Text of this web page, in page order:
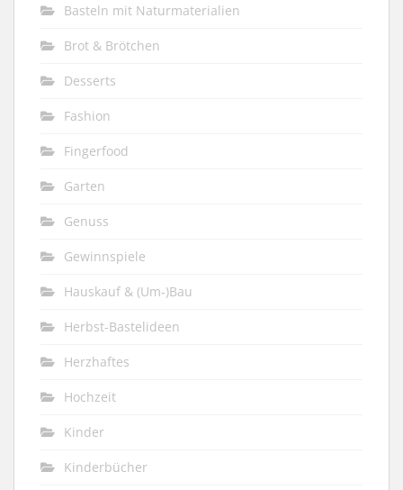
Basteln mit Naturmaterialien
Brot & Brötchen
Desserts
Fashion
Fingerfood
Garten
Genuss
Gewinnspiele
Hauskauf & (Um-)Bau
Herbst-Bastelideen
Herzhaftes
Hochzeit
Kinder
Kinderbücher